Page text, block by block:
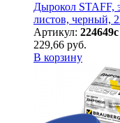
Дырокол STAFF,
листов, черный,
Артикул: 224649с
229,66 руб.
В корзину